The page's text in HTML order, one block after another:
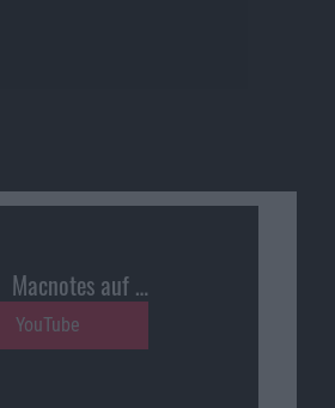
Macnotes auf …
YouTube